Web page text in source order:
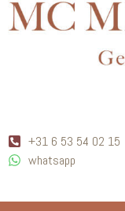
+31 6 53 54 02 15
whatsapp